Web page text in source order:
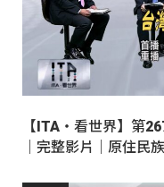
【ITA・看世界】第
｜完整影片｜原住民